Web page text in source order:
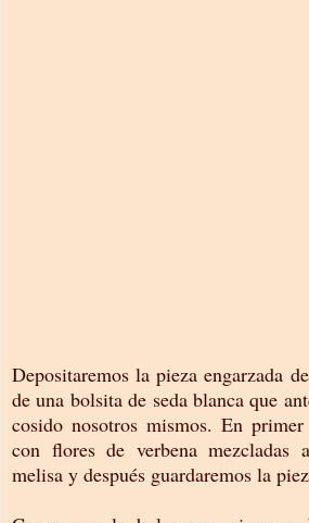
Depositaremos la pieza engarzada
de una bolsita de seda blanca que
cosido nosotros mismos. En
con flores de verbena mezcladas
melisa y después guardaremos la